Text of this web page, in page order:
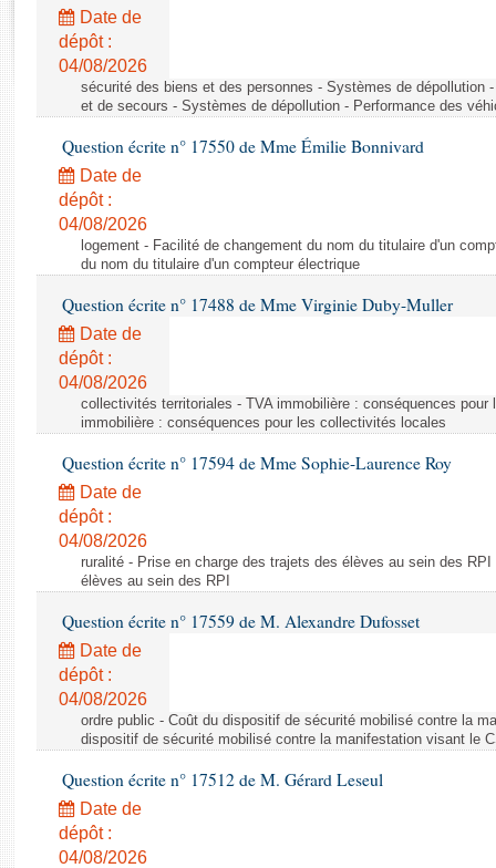
Rapports législatifs
Rapports sur l'application des lois
Baromètre de l’application des lois
Dossiers législatifs
Budget et sécurité sociale
Questions écrites et orales
Comptes rendus des débats
Date de
dépôt :
04/08/2026
sécurité des biens et des personnes - Systèmes de dépollution
et de secours - Systèmes de dépollution - Performance des
Question écrite n° 17550 de Mme Émilie Bonnivard
Date de
dépôt :
04/08/2026
logement - Facilité de changement du nom du titulaire d'un
du nom du titulaire d'un compteur électrique
Question écrite n° 17488 de Mme Virginie Duby-Muller
Date de
dépôt :
04/08/2026
collectivités territoriales - TVA immobilière : conséquences
immobilière : conséquences pour les collectivités locales
Question écrite n° 17594 de Mme Sophie-Laurence Roy
Date de
dépôt :
04/08/2026
ruralité - Prise en charge des trajets des élèves au sein des
élèves au sein des RPI
Question écrite n° 17559 de M. Alexandre Dufosset
Date de
dépôt :
04/08/2026
ordre public - Coût du dispositif de sécurité mobilisé contre la
dispositif de sécurité mobilisé contre la manifestation visant le
Question écrite n° 17512 de M. Gérard Leseul
Date de
dépôt :
04/08/2026